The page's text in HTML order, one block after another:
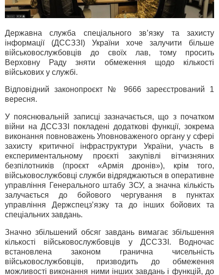
Державна служба спеціального зв’язку та захисту
інформації (ДССЗЗІ) України хоче залучити більше
військовослужбовців до своїх лав, тому просить
Верховну Раду зняти обмеження щодо кількості
військових у службі.
Відповідний законопроєкт № 9666 зареєстрований 1
вересня.
У пояснювальній записці зазначається, що з початком
війни на ДССЗЗІ покладені додаткові функції, зокрема
виконання повноважень Уповноваженого органу у сфері
захисту критичної інфраструктури України, участь в
експериментальному проєкті закупівлі вітчизняних
безпілотників (проєкт «Армія дронів»), крім того,
військовослужбовці служби відряджаються в оперативне
управління Генерального штабу ЗСУ, а значна кількість
залучається до бойового чергування в пунктах
управління Держспецзʼязку та до інших бойових та
спеціальних завдань.
Значно збільшений обсяг завдань вимагає збільшення
кількості військовослужбовців у ДССЗЗІ. Водночас
встановлена законом гранична чисельність
військовослужбовців, призводить до обмеження
можливості виконання ними інших завдань і функцій, до